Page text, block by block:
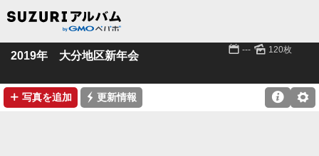
2019年 大分地区新年会 📅 --- 🌄 120枚
➕ 写真を追加 ⚡ 更新情報 ⚙
